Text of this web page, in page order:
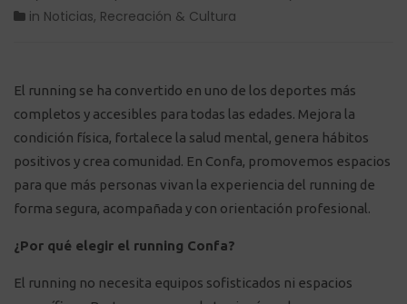
in Noticias, Recreación & Cultura
El running se ha convertido en uno de los deportes más
completos y accesibles para todas las edades. Mejora la
condición física, fortalece la salud mental, genera hábitos
positivos y crea comunidad. En Confa, promovemos espacios
para que más personas vivan la experiencia del running de
forma segura, acompañada y con orientación profesional.
¿Por qué elegir el running Confa?
El running no necesita equipos sofisticados ni espacios